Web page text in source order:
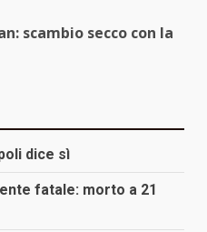
scambio secco con la
dice sì
fatale: morto a 21